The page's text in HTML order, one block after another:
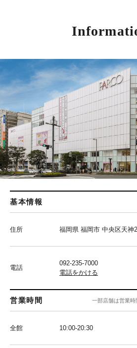
基本情報
住所 福岡県 福岡市 中央区天神
電話
092-235-7000
電話をかける
営業時間 一部店舗は営業時
全館 10:00-20:30